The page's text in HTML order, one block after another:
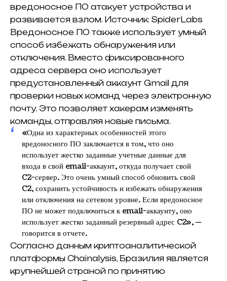
вредоносное ПО атакует устройства и
развивается взлом. Источник: SpiderLabs
Вредоносное ПО также использует умный
способ избежать обнаружения или
отключения. Вместо фиксированного
адреса сервера оно использует
предустановленный аккаунт Gmail для
проверки новых команд через электронную
почту. Это позволяет хакерам изменять
команды, отправляя новые письма.
«Одна из характерных особенностей этого
вредоносного ПО заключается в том, что оно
использует жестко заданные учетные данные для
входа в свой email-аккаунт, откуда получает свой
C2-сервер. Это очень умный способ обновить свой
C2, сохранить устойчивость и избежать обнаружения
или отключения на сетевом уровне. Если вредоносное
ПО не может подключиться к email-аккаунту, оно
использует жестко заданный резервный адрес C2», —
говорится в отчете.
Согласно данным криптоаналитической
платформы Chainalysis, Бразилия является
крупнейшей страной по принятию